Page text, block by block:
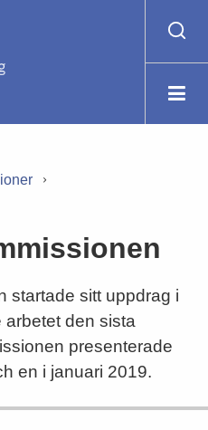
startade sitt uppdrag i
den sista
presenterade
en i januari 2019.